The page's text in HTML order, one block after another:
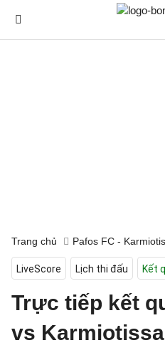
Trang chủ Pafos FC -
LiveScore Lịch thi đấu Kết
Trực tiếp kết
vs